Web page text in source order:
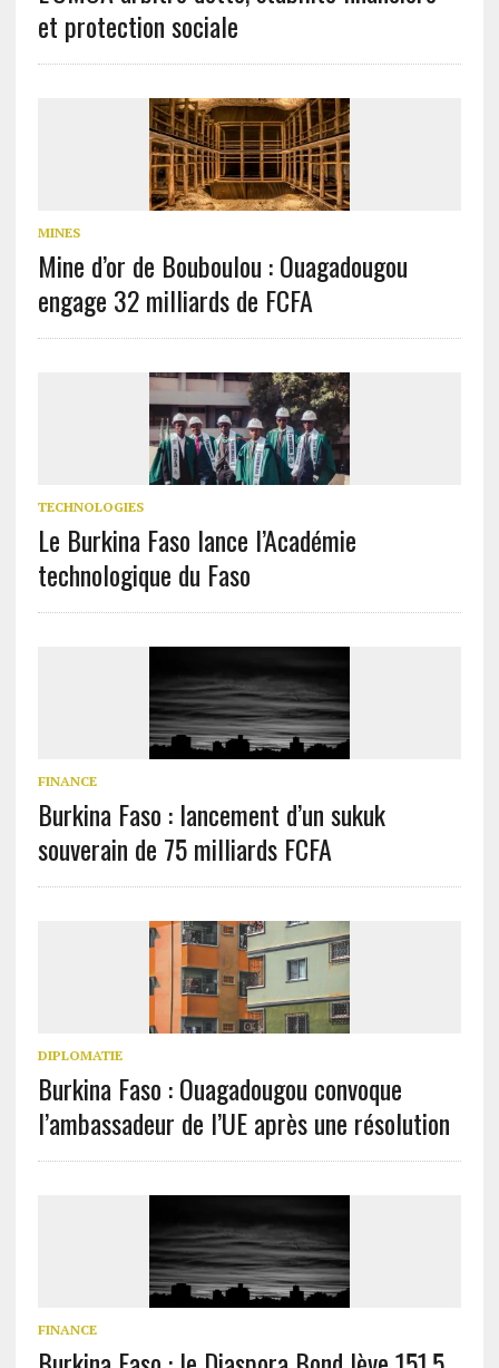
et protection sociale
MINES
Mine d’or de Bouboulou : Ouagadougou
engage 32 milliards de FCFA
TECHNOLOGIES
Le Burkina Faso lance l’Académie
technologique du Faso
FINANCE
Burkina Faso : lancement d’un sukuk
souverain de 75 milliards FCFA
DIPLOMATIE
Burkina Faso : Ouagadougou convoque
l’ambassadeur de l’UE après une résolution
FINANCE